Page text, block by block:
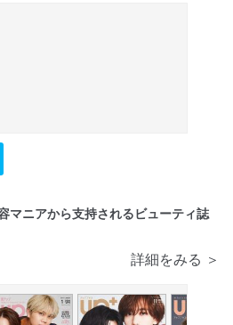
マニアから支持されるビューティ誌
詳細をみる ＞